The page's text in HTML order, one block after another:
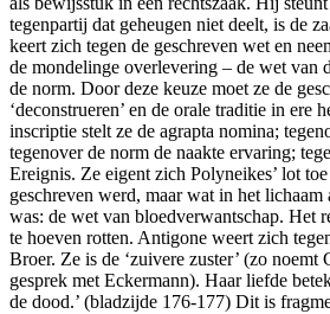
tegenpartij dat geheugen niet deelt, is de
keert zich tegen de geschreven wet en
de mondelinge overlevering – de wet van
de norm. Door deze keuze moet ze de
‘deconstrueren’ en de orale traditie in ere
inscriptie stelt ze de agrapta nomina;
tegenover de norm de naakte ervaring;
Ereignis. Ze eigent zich Polyneikes’ lot
geschreven werd, maar wat in het
was: de wet van bloedverwantschap. Het
te hoeven rotten. Antigone weert zich
Broer. Ze is de ‘zuivere zuster’ (zo noemt
gesprek met Eckermann). Haar liefde
de dood.’ (bladzijde 176-177) Dit is